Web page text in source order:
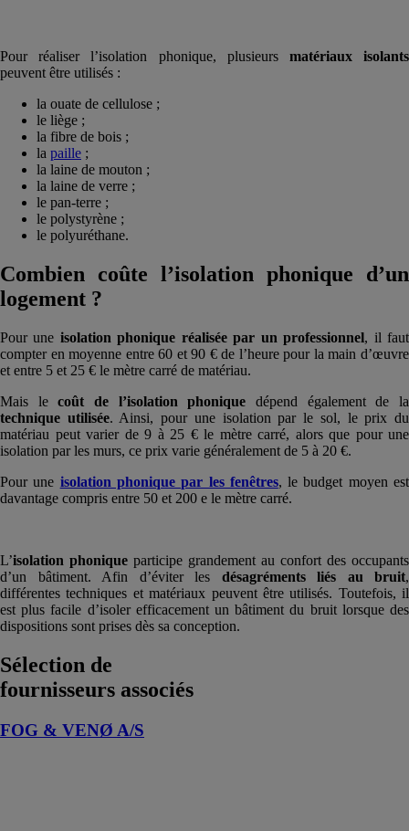
Pour réaliser l’isolation phonique, plusieurs matériaux isolants
peuvent être utilisés :
la ouate de cellulose ;
le liège ;
la fibre de bois ;
la paille ;
la laine de mouton ;
la laine de verre ;
le pan-terre ;
le polystyrène ;
le polyuréthane.
Combien coûte l’isolation phonique d’un
logement ?
Pour une isolation phonique réalisée par un professionnel, il faut
compter en moyenne entre 60 et 90 € de l’heure pour la main d’œuvre
et entre 5 et 25 € le mètre carré de matériau.
Mais lecoût de l’isolation phonique dépend également de la
technique utilisée. Ainsi, pour une isolation par le sol, le prix du
matériau peut varier de 9 à 25 € le mètre carré, alors que pour une
isolation par les murs, ce prix varie généralement de 5 à 20 €.
Pour une isolation phonique par les fenêtres, le budget moyen est
davantage compris entre 50 et 200 e le mètre carré.
L’isolation phonique participe grandement au confort des occupants
d’un bâtiment. Afin d’éviter les désagréments liés au bruit,
différentes techniques et matériaux peuvent être utilisés. Toutefois, il
est plus facile d’isoler efficacement un bâtiment du bruit lorsque des
dispositions sont prises dès sa conception.
Sélection de
fournisseurs associés
FOG & VENØ A/S